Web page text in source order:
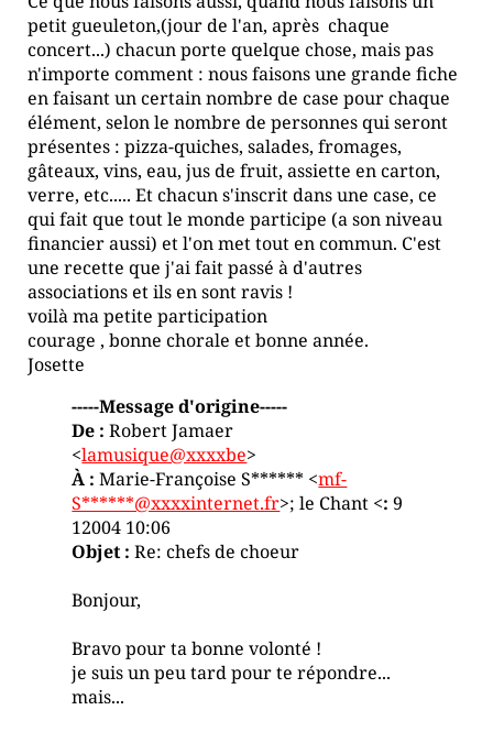
petit gueuleton,(jour de l'an, après chaque
concert...) chacun porte quelque chose, mais pas
n'importe comment : nous faisons une grande fiche
en faisant un certain nombre de case pour chaque
élément, selon le nombre de personnes qui seront
présentes : pizza-quiches, salades, fromages,
gâteaux, vins, eau, jus de fruit, assiette en carton,
verre, etc..... Et chacun s'inscrit dans une case, ce
qui fait que tout le monde participe (a son niveau
financier aussi) et l'on met tout en commun. C'est
une recette que j'ai fait passé à d'autres
associations et ils en sont ravis !
voilà ma petite participation
courage , bonne chorale et bonne année.
Josette
-----Message d'origine-----
De :Robert Jamaer
<lamusique@xxxxbe>
À :Marie-Françoise S****** <mf-
S******@xxxxinternet.fr>; le Chant <:9
12004 10:06
Objet :Re: chefs de choeur
Bonjour,
Bravo pour ta bonne volonté !
je suis un peu tard pour te répondre...
mais...